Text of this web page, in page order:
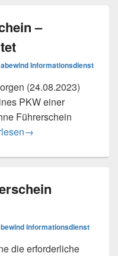
–
Informationsdienst
(24.08.2023)
PKW einer
Führerschein
ohne Führerschein –
→
Informationsdienst
die erforderliche